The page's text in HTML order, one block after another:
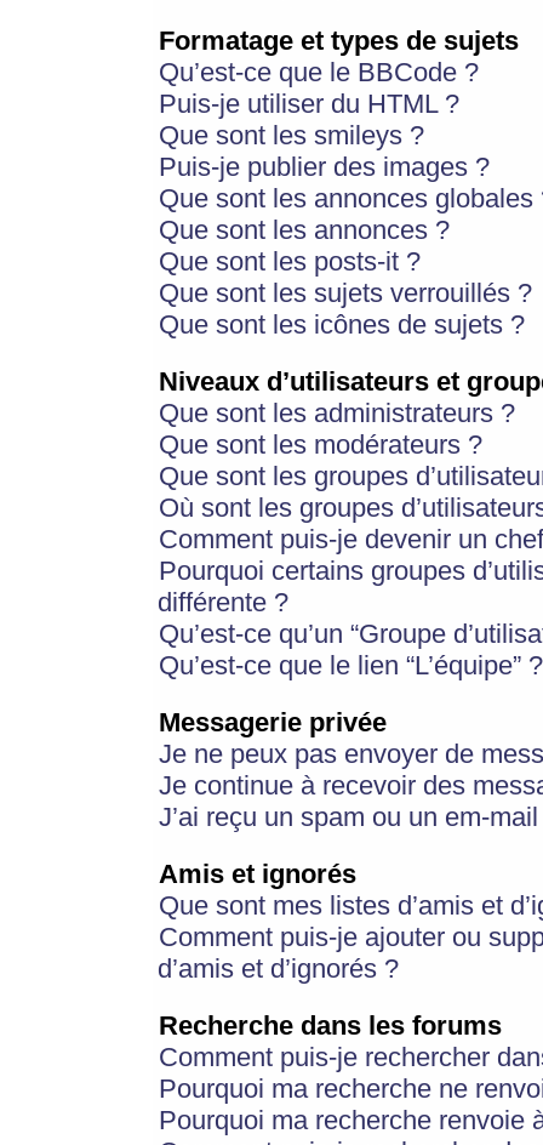
Formatage et types de sujets
Qu’est-ce que le BBCode ?
Puis-je utiliser du HTML ?
Que sont les smileys ?
Puis-je publier des images ?
Que sont les annonces globales
Que sont les annonces ?
Que sont les posts-it ?
Que sont les sujets verrouillés ?
Que sont les icônes de sujets ?
Niveaux d’utilisateurs et
Que sont les administrateurs ?
Que sont les modérateurs ?
Que sont les groupes
Où sont les groupes
Comment puis-je devenir un
Pourquoi certains groupes
différente ?
Qu’est-ce qu’un “Groupe
Qu’est-ce que le lien “L’équipe” ?
Messagerie privée
Je ne peux pas envoyer de
Je continue à recevoir des
J’ai reçu un spam ou un em-
Amis et ignorés
Que sont mes listes d’amis et
Comment puis-je ajouter ou
d’amis et d’ignorés ?
Recherche dans les forums
Comment puis-je rechercher
Pourquoi ma recherche ne
Pourquoi ma recherche renvoie